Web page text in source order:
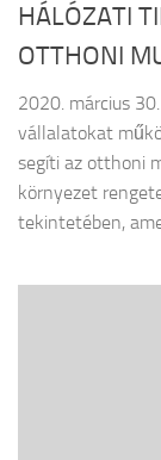
HÁLÓZATI
OTTHONI
2020. március
vállalatokat
segíti az otthoni
környezet
tekintetében,